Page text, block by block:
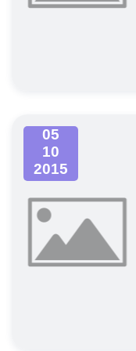
05
10
2015